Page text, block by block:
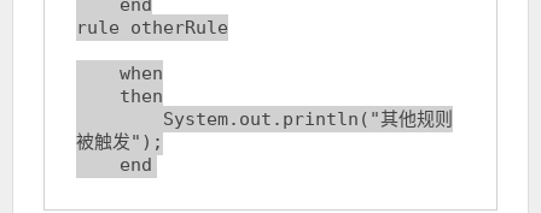
rule otherRule
    when
被触发");
    end